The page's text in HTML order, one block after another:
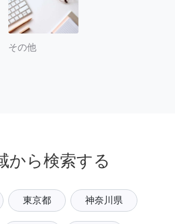
その他
から検索する
東京都 神奈川県